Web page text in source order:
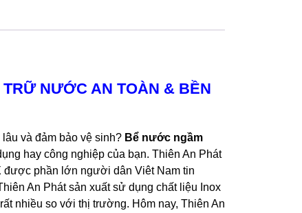
NƯỚC AN TOÀN & BỀN
và đảm bảo vệ sinh? Bể nước ngầm
hay công nghiệp của bạn. Thiên An Phát
được phần lớn người dân Viêt Nam tin
An Phát sản xuất sử dụng chất liệu Inox
nhiều so với thị trường. Hôm nay, Thiên An